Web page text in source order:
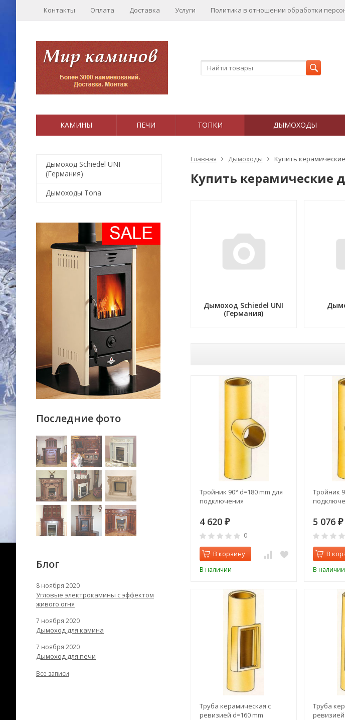
Контакты Оплата Доставка Услуги Политика в отношении обработки
КАМИНЫ ПЕЧИ ТОПКИ ДЫМОХОДЫ
Главная Дымоходы Купить
Купить керамические
Дымоход Schiedel UNI
(Германия)
Тройник 90° d=180 mm для
подключения
4 620 ₽
0
В корзину
В наличии
Тройник
5 076₽
В
В наличии
Труба керамическая с
ревизией d=160 mm
Труба
ревизией
Дымоход Schiedel UNI
(Германия)
Дымоходы Tona
Последние фото
Блог
8 ноября 2020
Угловые электрокамины с эффектом
живого огня
7 ноября 2020
Дымоход для камина
7 ноября 2020
Дымоход для печи
Все записи